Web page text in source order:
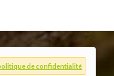
de confidentialité